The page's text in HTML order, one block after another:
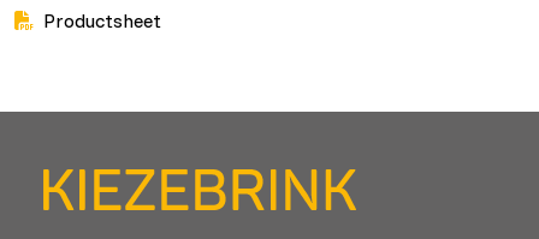
Productsheet